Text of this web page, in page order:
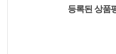
등록된 상품